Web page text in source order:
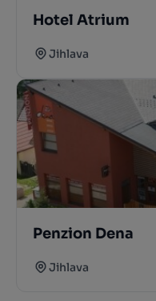
Hotel Atrium
Jihlava
Penzion Dena
Jihlava